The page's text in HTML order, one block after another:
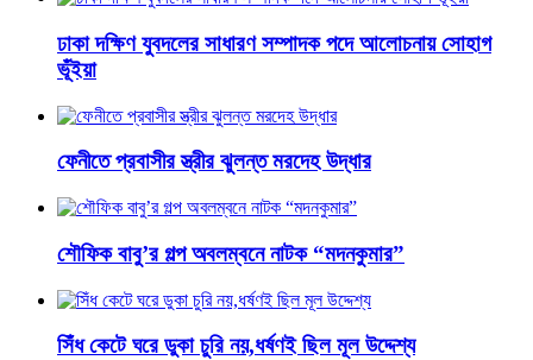
ঢাকা দক্ষিণ যুবদলের সাধারণ সম্পাদক পদে আলোচনায় সোহাগ
ভূঁইয়া
ফেনীতে প্রবাসীর স্ত্রীর ঝুলন্ত মরদেহ উদ্ধার
শৌফিক বাবু’র গল্প অবলম্বনে নাটক “মদনকুমার”
সিঁধ কেটে ঘরে ডুকা চুরি নয়,ধর্ষণই ছিল মূল উদ্দেশ্য